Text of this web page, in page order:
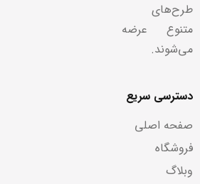
طرح‌های
متنوع عرضه
می‌شوند.
دسترسی سریع
صفحه اصلی
فروشگاه
وبلاگ